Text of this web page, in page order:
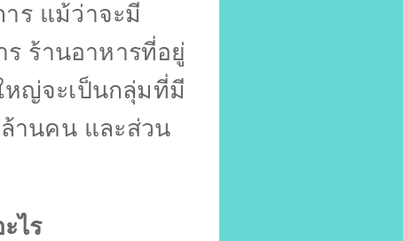
ร แม้ว่าจะมี
ร้านอาหารที่อยู่
หญ่จะเป็นกลุ่มที่มี
ล้านคน และส่วน
ไร